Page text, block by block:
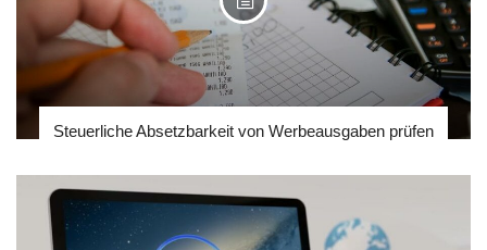
Steuerliche Absetzbarkeit von Werbeausgaben prüfen